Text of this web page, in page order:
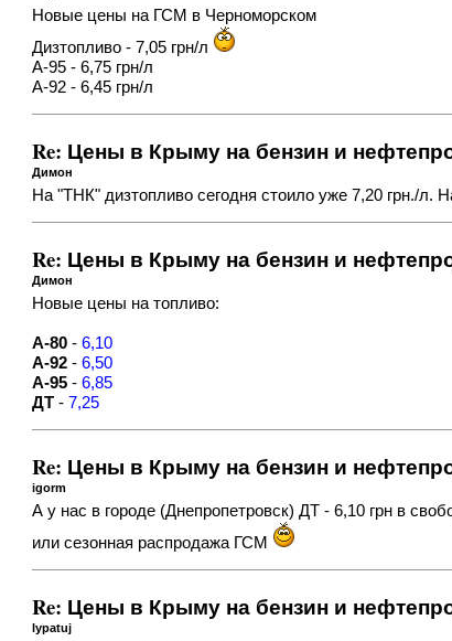
Новые цены на ГСМ в Черноморском
Дизтопливо - 7,05 грн/л
А-95 - 6,75 грн/л
А-92 - 6,45 грн/л
Re: Цены в Крыму на бензин и
Димон
На "ТНК" дизтопливо сегодня стоило уже 7,20 грн./л.
Re: Цены в Крыму на бензин и
Димон
Новые цены на топливо:
А-80 -6,10
А-92 -6,50
А-95 -6,85
ДТ -7,25
Re: Цены в Крыму на бензин и
igorm
А у нас в городе (Днепропетровск) ДТ - 6,10 грн в
или сезонная распродажа ГСМ
Re: Цены в Крыму на бензин и
lypatuj